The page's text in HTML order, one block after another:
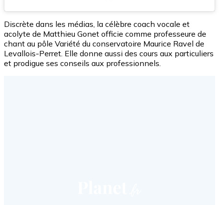
Discrète dans les médias, la célèbre coach vocale et
acolyte de Matthieu Gonet officie comme professeure de
chant au pôle Variété du conservatoire Maurice Ravel de
Levallois-Perret. Elle donne aussi des cours aux particuliers
et prodigue ses conseils aux professionnels.